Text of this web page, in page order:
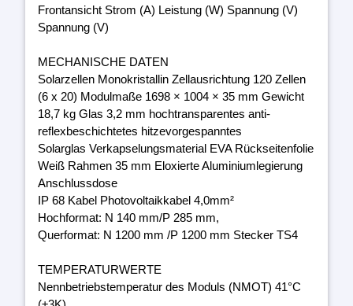
Frontansicht Strom (A) Leistung (W) Spannung (V)
Spannung (V)
MECHANISCHE DATEN
Solarzellen Monokristallin Zellausrichtung 120 Zellen
(6 x 20) Modulmaße 1698 × 1004 × 35 mm Gewicht
18,7 kg Glas 3,2 mm hochtransparentes anti-
reflexbeschichtetes hitzevorgespanntes
Solarglas Verkapselungsmaterial EVA Rückseitenfolie
Weiß Rahmen 35 mm Eloxierte Aluminiumlegierung
Anschlussdose
IP 68 Kabel Photovoltaikkabel 4,0mm²
Hochformat: N 140 mm/P 285 mm,
Querformat: N 1200 mm /P 1200 mm Stecker TS4
TEMPERATURWERTE
Nennbetriebstemperatur des Moduls (NMOT) 41°C